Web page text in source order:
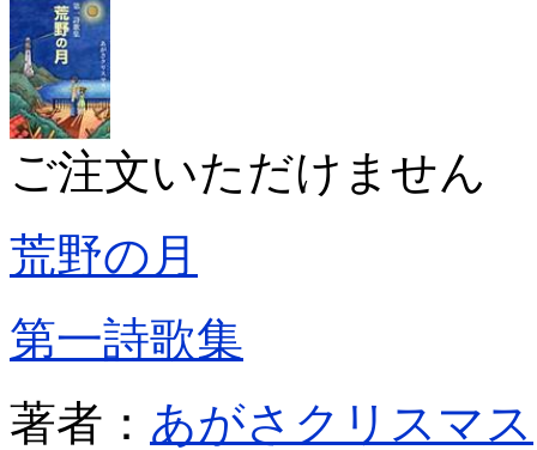
ご注文いただけません
荒野の月
第一詩歌集
著者： あがさクリスマス